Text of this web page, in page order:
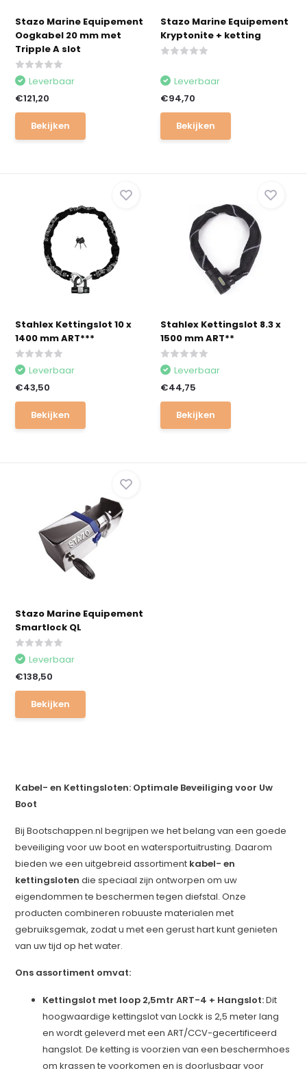
Stazo Marine Equipement
Oogkabel 20 mm met
Tripple A slot
Leverbaar
€121,20
Bekijken
Stazo Marine Equipement
Kryptonite + ketting
Leverbaar
€94,70
Bekijken
Stahlex Kettingslot 10 x
1400 mm ART***
Leverbaar
€43,50
Bekijken
Stahlex Kettingslot 8.3 x
1500 mm ART**
Leverbaar
€44,75
Bekijken
Stazo Marine Equipement
Smartlock QL
Leverbaar
€138,50
Bekijken
Kabel- en Kettingsloten: Optimale Beveiliging voor Uw
Boot
Bij Bootschappen.nl begrijpen we het belang van een goede
beveiliging voor uw boot en watersportuitrusting. Daarom
bieden we een uitgebreid assortiment kabel- en
kettingsloten die speciaal zijn ontworpen om uw
eigendommen te beschermen tegen diefstal. Onze
producten combineren robuuste materialen met
gebruiksgemak, zodat u met een gerust hart kunt genieten
van uw tijd op het water.
Ons assortiment omvat:
Kettingslot met loop 2,5mtr ART-4 + Hangslot:Dit
hoogwaardige kettingslot van Lockk is 2,5 meter lang
en wordt geleverd met een ART/CCV-gecertificeerd
hangslot. De ketting is voorzien van een beschermhoes
om krassen te voorkomen en is doorlusbaar voor